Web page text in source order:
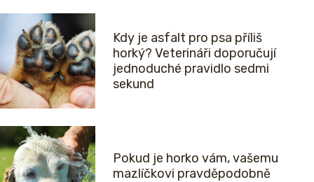
Kdy je asfalt pro psa příliš
horký? Veterináři doporučují
jednoduché pravidlo sedmi
sekund
Pokud je horko vám, vašemu
mazlíčkovi pravděpodobně